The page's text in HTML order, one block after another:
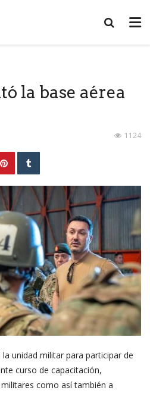
la base aérea
1124
unidad militar para participar de
curso de capacitación,
como así también a